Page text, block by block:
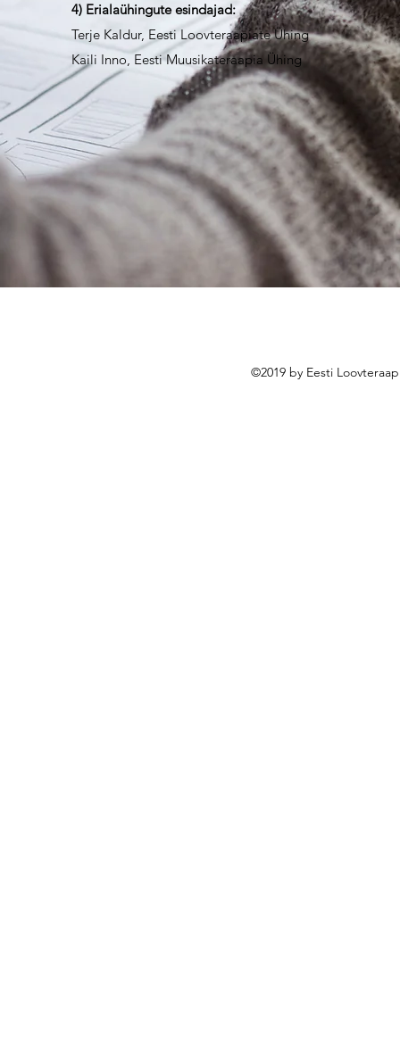
4) Erialaühingute esindajad:
Terje Kaldur, Eesti Loovteraapiate Ühing
Kaili Inno, Eesti Muusikateraapia Ühing
©2019 by Eesti